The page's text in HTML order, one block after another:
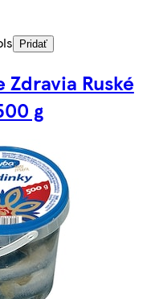
Pridať
Zdravia Ruské
g